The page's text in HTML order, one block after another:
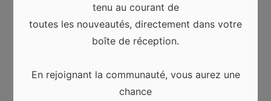
10 lieux incontournables en France
tenu au courant de
toutes les nouveautés, directement dans votre
boîte de réception.
En rejoignant la communauté, vous aurez une
chance